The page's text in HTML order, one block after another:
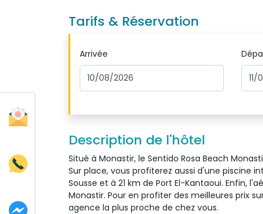
Tarifs & Réservation
Arrivée
Description de l'hôtel
Situé à Monastir, le Sentido Rosa Beach
Sur place, vous profiterez aussi d'une piscine
Sousse et à 21 km de Port El-Kantaoui. Enfin,
Monastir. Pour en profiter des meilleures prix
agence la plus proche de chez vous.